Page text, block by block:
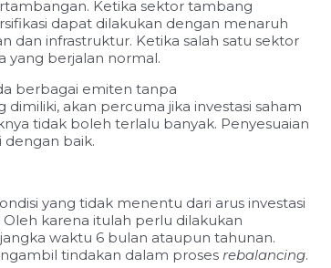
Ketika sektor tambang
dapat dilakukan dengan menaruh
dan infrastruktur. Ketika salah satu sektor
yang berjalan normal.
berbagai emiten tanpa
akan percuma jika investasi saham
tidak boleh terlalu banyak. Penyesuaian
dengan baik.
yang tidak menentu dari arus investasi
karena itulah perlu dilakukan
waktu 6 bulan ataupun tahunan.
tindakan dalam proses rebalancing.